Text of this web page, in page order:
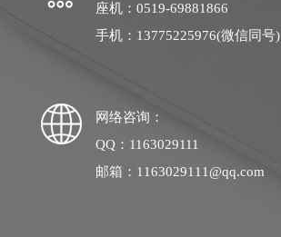
座机：0519-69881866
手机：13775225976(微信同号)
网络咨询：
QQ：1163029111
邮箱：1163029111@qq.com